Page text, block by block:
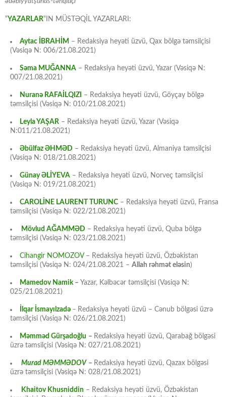
“YAZARLAR“IN MÜSTƏQİL YAZARLARI:
Aytac İBRAHİM – Redaksiya heyəti üzvü, Qax bölgə təmsilçisi
(Vəsiqə N: 006/21.08.2021)
Səma MUĞANNA – Redaksiya heyəti üzvü, Yazar (Vəsiqə N:
007/21.08.2021)
Nuranə RAFAİLQIZI
– Redaksiya heyəti üzvü, Göyçay bölgə
təmsilçisi (Vəsiqə N: 010/21.08.2021)
Leyla YAŞAR – Redaksiya heyəti üzvü, Yazar (Vəsiqə
N:011/21.08.2021)
Əbülfəz ƏHMƏD – Redaksiya heyəti üzvü, Almaniya təmsilçisi
(Vəsiqə N: 018/21.08.2021)
Günay ƏLİYEVA – Redaksiya heyəti üzvü, Norveç təmsilçisi
(Vəsiqə N: 019/21.08.2021)
CAROLİNE LAURENT TURUNC – Redaksiya heyəti üzvü, Fransa
təmsilçisi (Vəsiqə N: 022/21.08.2021)
Mövlud AĞAMMƏD – Redaksiya heyəti üzvü, Quba bölgə
təmsilçisi (Vəsiqə N: 023/21.08.2021)
Cihangir NOMOZOV– Redaksiya heyəti üzvü, Özbəkistan
təmsilçisi (Vəsiqə N: 024/21.08.2021 – Allah rəhmət eləsin)
Mamedov Namik – Yazar, Kəlbəcər təmsilçisi (Vəsiqə N:
025/21.08.2021)
İlqar İsmayılzadə – Redaksiya heyəti üzvü – Cənub bölgəsi üzrə
təmsilçisi (Vəsiqə N: 026/21.08.2021)
Məmməd Gürşadoğlu – Redaksiya heyəti üzvü, Qarabağ bölgəsi
üzrə təmsilçisi (Vəsiqə N: 027/21.08.2021)
Murad MƏMMƏDOV – Redaksiya heyəti üzvü, Qazax bölgəsi
üzrə təmsilçisi (Vəsiqə N: 028/21.08.2021)
Khaitov Khusniddin – Redaksiya heyəti üzvü, Özbəkistan